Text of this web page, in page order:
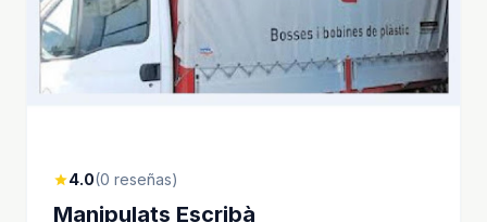
star4.0(0 reseñas)
Manipulats Escribà